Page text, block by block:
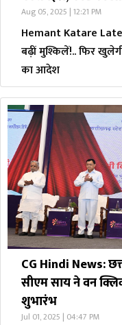
Aug 05, 2025 | 12:21 PM
Hemant Katare
बढ़ीं मुश्किलें!.. फिर
का आदेश
CG Hindi News:
सीएम साय ने वन
शुभारंभ
Jul 01, 2025 | 04:47 PM